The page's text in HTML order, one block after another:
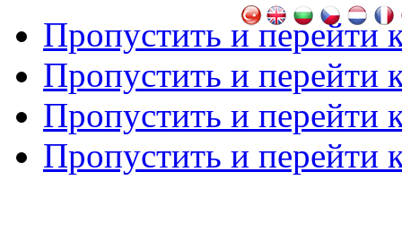
Пропустить и перейти
Пропустить и перейти
Пропустить и перейти
Пропустить и перейти